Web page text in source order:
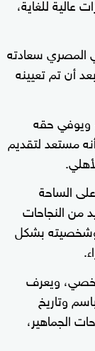
المصري سعادته
أن تم تعيينه
ويوفي حقه
مستعد لتقديم
الساحة
من النجاحات
وشخصيته بشكل
ويعرف
وتاريخ
الجماهير،